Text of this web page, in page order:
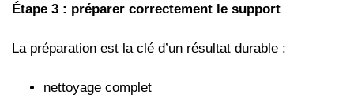
Étape 3 : préparer correctement le support
La préparation est la clé d’un résultat durable :
nettoyage complet